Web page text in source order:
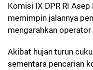
Komisi IX DPR RI
memimpin jalannya
mengarahkan
Akibat hujan turun
sementara pencarian